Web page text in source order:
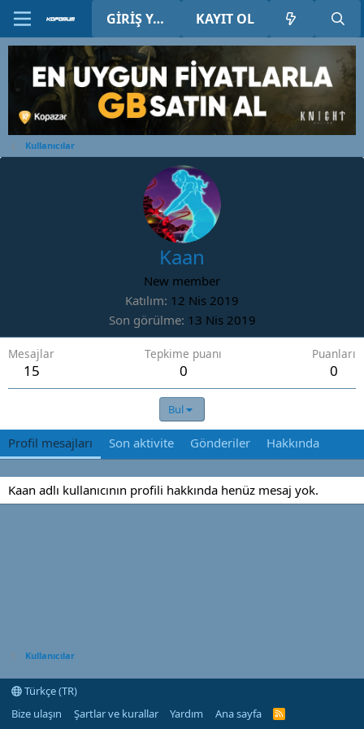
GIRIŞ YAP KAYIT OL
Kullanıcılar
Kaan
New member
Katılım 12 Nis 2019
Son görülme 13 Nis 2019
Mesajlar
15
Tepkime puanı
0
Puanları
0
Bul
Profil mesajları Son aktivite Gönderiler Hakkında
Kaan adlı kullanıcının profili hakkında henüz mesaj yok.
Kullanıcılar
Türkçe (TR)
Bize ulaşın
Şartlar ve kurallar Yardım Ana sayfa
R